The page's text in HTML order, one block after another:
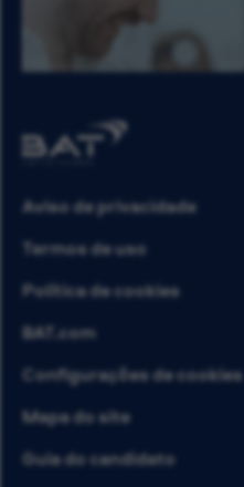
Aviso de privacidade
Termos de uso
Política de cookies
BAT.com
Configurações de cookies
Mapa do site
Guia do candidato